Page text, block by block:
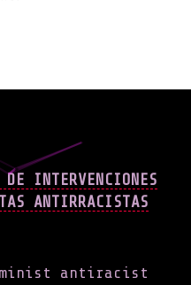
INTERVENCIONES
ANTIRRACISTAS
antiracist